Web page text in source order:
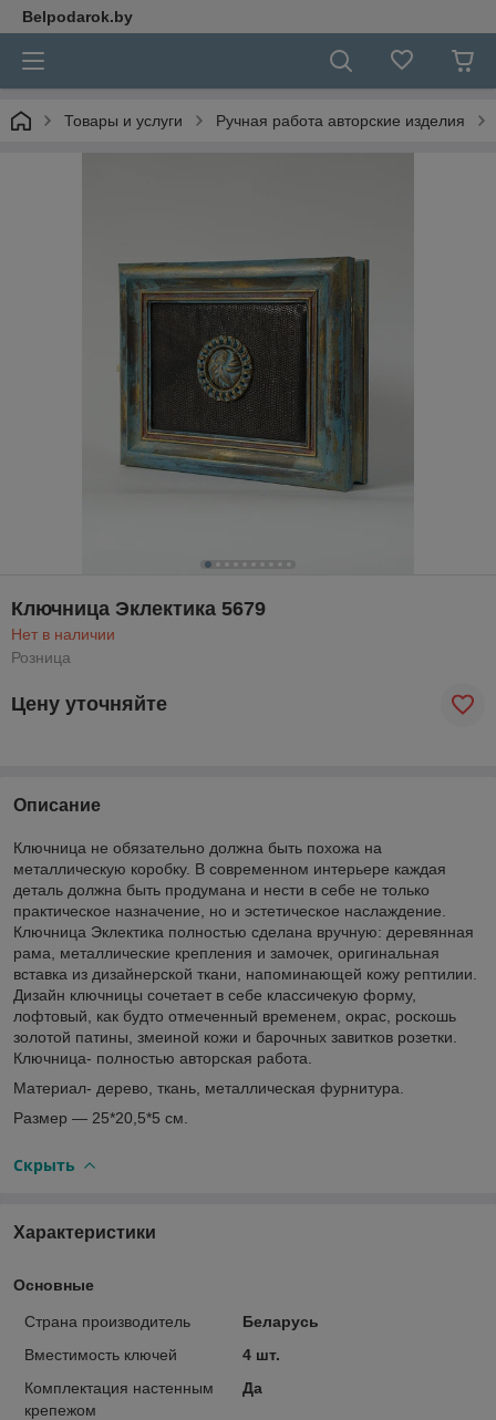
Belpodarok.by
Товары и услуги Ручная работа авторские изделия
Ключница Эклектика 5679
Нет в наличии
Розница
Цену уточняйте
Описание
Ключница не обязательно должна быть похожа на
металлическую коробку. В современном интерьере каждая
деталь должна быть продумана и нести в себе не только
практическое назначение, но и эстетическое наслаждение.
Ключница Эклектика полностью сделана вручную: деревянная
рама, металлические крепления и замочек, оригинальная
вставка из дизайнерской ткани, напоминающей кожу рептилии.
Дизайн ключницы сочетает в себе классичекую форму,
лофтовый, как будто отмеченный временем, окрас, роскошь
золотой патины, змеиной кожи и барочных завитков розетки.
Ключница- полностью авторская работа.
Материал- дерево, ткань, металлическая фурнитура.
Размер ― 25*20,5*5 см.
Скрыть
Характеристики
Основные
Страна производитель
Беларусь
Вместимость ключей
4 шт.
Комплектация настенным
крепежом
Да